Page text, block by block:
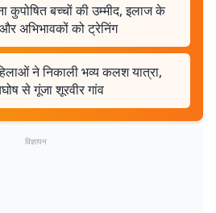
कुपोषित बच्चों की उम्मीद, इलाज के
अभिभावकों को ट्रेनिंग
ने निकाली भव्य कलश यात्रा,
से गूंजा शूरवीर गांव
विज्ञापन